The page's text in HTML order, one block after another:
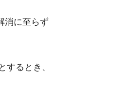
消に至らず
るとき、